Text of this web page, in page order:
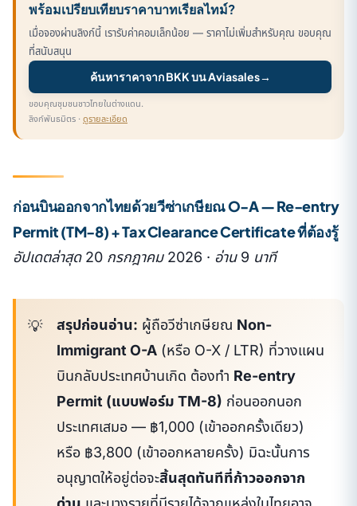
พร้อมเปรียบเทียบราคาบาทเรียลไทม์?
เมื่อจองผ่านลิงก์นี้ เรารับค่าคอมเล็กน้อย — ราคาไม่เพิ่มสำหรับคุณ ขอบคุณ
ที่สนับสนุน
ค้นหาราคาจาก BKK บน Aviasales→
ขอบคุณชุมชนชาวไทยในต่างแดน.
ลิงก์พันธมิตร · ดูรายละเอียด
ก่อนบินออกจากไทยด้วยวีซ่าเกษียณ O-A — Re-entry
Permit (TM-8) + Tax Clearance Certificate ที่ต้องรู้
อัปเดตล่าสุด 20 กรกฎาคม 2026 · อ่าน 9 นาที
สรุปก่อนอ่าน: ผู้ถือวีซ่าเกษียณ Non-
Immigrant O-A (หรือ O-X / LTR) ที่วางแผน
บินกลับประเทศบ้านเกิด ต้องทำ Re-entry
Permit (แบบฟอร์ม TM-8) ก่อนออกนอก
ประเทศเสมอ — ฿1,000 (เข้าออกครั้งเดียว)
หรือ ฿3,800 (เข้าออกหลายครั้ง) มิฉะนั้นการ
อนุญาตให้อยู่ต่อจะสิ้นสุดทันทีที่ก้าวออกจาก